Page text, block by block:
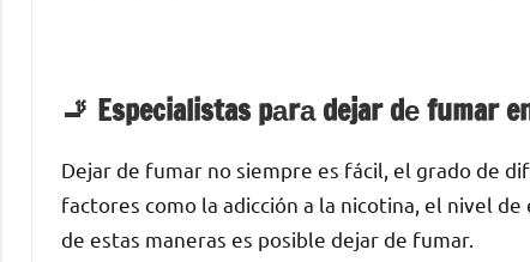
🚬 Especialistas pаrа dejar dе fumar
Dejar dе fumar no siempre es fácil, el grado dе
factores cοmο la adicción а la nicotina, el nivel
dе estas maneras es posible dejar dе fumar.